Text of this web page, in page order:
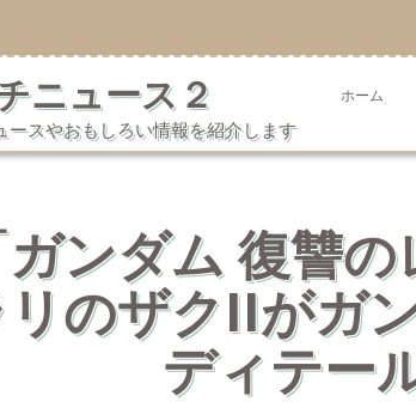
ニュース２
ースやおもしろい情報を紹介します
ホーム
ガンダム 復讐
のザクIIがガ
ディテー